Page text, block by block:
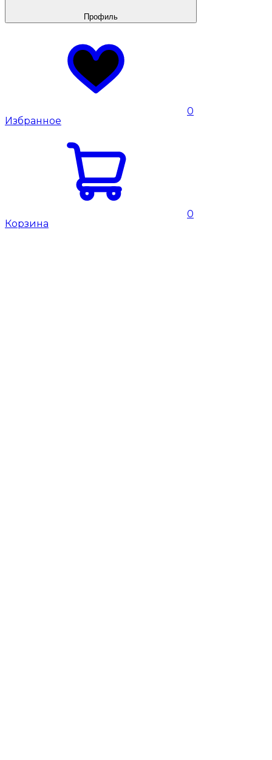
Профиль
0
Избранное
0
Корзина